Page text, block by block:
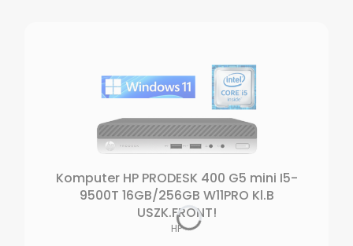
Komputer HP PRODESK 400 G5 mini I5-
9500T 16GB/256GB W11PRO Kl.B
USZK.FRONT!
PRODUCENT
HP